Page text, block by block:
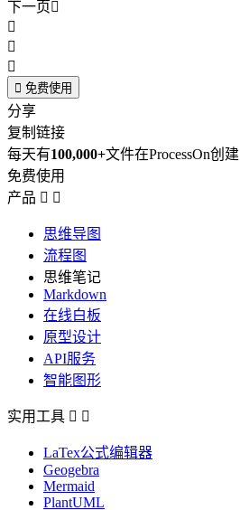
下一页



 免费使用
分享
复制链接
每天有100,000+文件在ProcessOn创建
免费使用
产品  
思维导图
流程图
思维笔记
Markdown
在线白板
原型设计
API服务
智能图形
实用工具  
LaTex公式编辑器
Geogebra
Mermaid
PlantUML